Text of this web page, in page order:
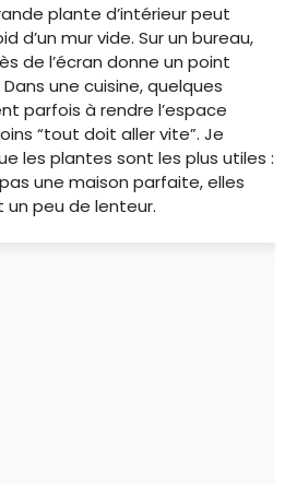
plante d’intérieur peut
d’un mur vide. Sur un bureau,
de l’écran donne un point
une cuisine, quelques
parfois à rendre l’espace
“tout doit aller vite”. Je
les plantes sont les plus utiles :
une maison parfaite, elles
peu de lenteur.